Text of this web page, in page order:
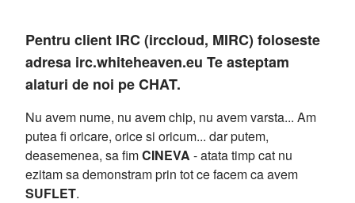
Pentru client IRC (irccloud, MIRC) foloseste
adresa irc.whiteheaven.eu Te asteptam
alaturi de noi pe CHAT.
Nu avem nume, nu avem chip, nu avem varsta... Am
putea fi oricare, orice si oricum... dar putem,
deasemenea, sa fimCINEVA - atata timp cat nu
ezitam sa demonstram prin tot ce facem ca avem
SUFLET.